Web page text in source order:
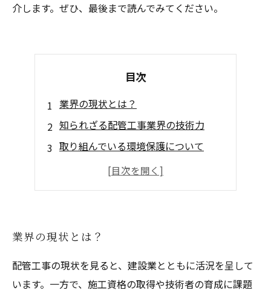
介します。ぜひ、最後まで読んでみてください。
目次
業界の現状とは？
知られざる配管工事業界の技術力
取り組んでいる環境保護について
社会問題にも取り組む業界の姿勢
職人としての魅力とやりがいについて
業界の現状とは？
配管工事の現状を見ると、建設業とともに活況を呈して
います。一方で、施工資格の取得や技術者の育成に課題